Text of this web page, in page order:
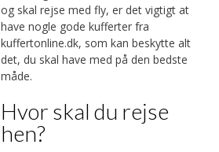
og skal rejse med fly, er det vigtigt at
have nogle gode kufferter fra
kuffertonline.dk, som kan beskytte alt
det, du skal have med på den bedste
måde.
Hvor skal du rejse
hen?